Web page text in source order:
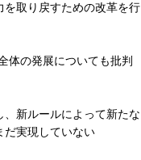
を取り戻すための改革を行
体の発展についても批判
新ルールによって新たな
だ実現していない